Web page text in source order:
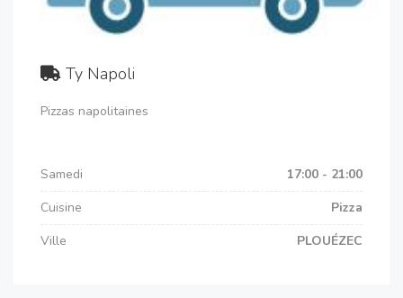
Ty Napoli
Pizzas napolitaines
Samedi
17:00 - 21:00
Cuisine
Pizza
Ville
PLOUÉZEC